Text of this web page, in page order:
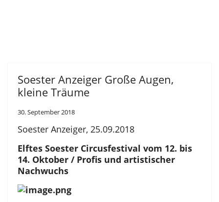
Soester Anzeiger Große Augen,
kleine Träume
30. September 2018
Soester Anzeiger, 25.09.2018
Elftes Soester Circusfestival vom 12. bis
14. Oktober / Profis und artistischer
Nachwuchs